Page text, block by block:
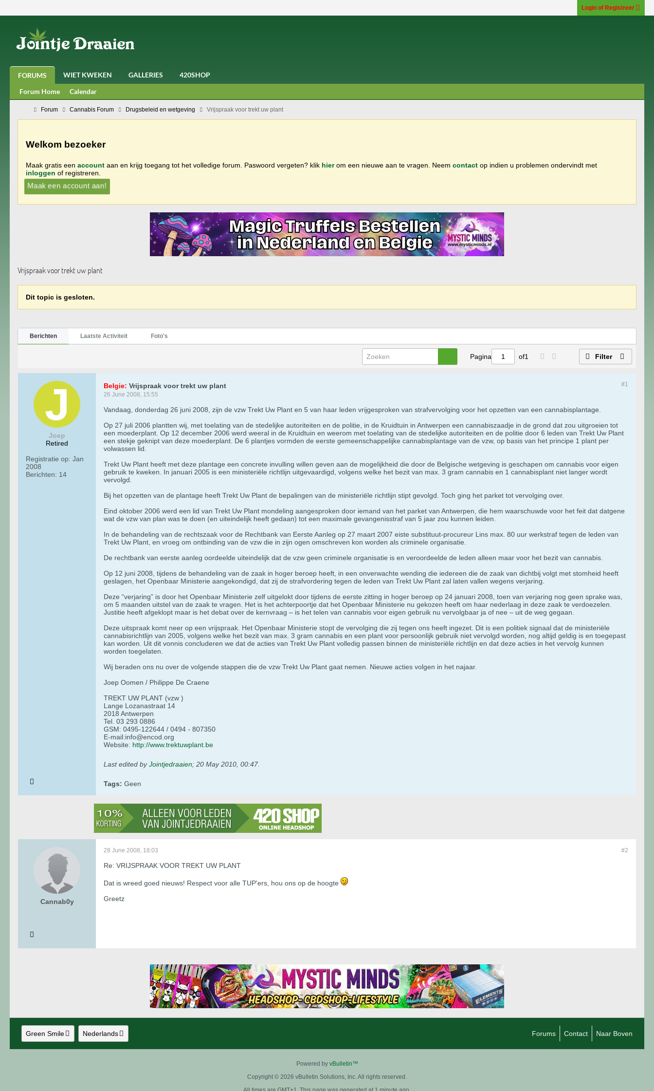
Login of Registreer
FORUMS WIET KWEKEN GALLERIES
420SHOP
Forum Home
Calendar
Forum Cannabis Forum Drugsbeleid en wetgeving Vrijspraak voor trekt uw plant
Welkom bezoeker
Maak gratis een account aan en krijg toegang tot het volledige forum. Paswoord vergeten? klik hierom een nieuwe aan te vragen. Neem contact op indien u problemen ondervindt met
inloggen of registreren.
Maak een account aan!
Vrijspraak voor trekt uw plant
Dit topic is gesloten.
Berichten Laatste Activiteit Foto's
Pagina of1 Filter
Joep
Retired
Registratie op: Jan
2008
Berichten: 14
#1
Belgie: Vrijspraak voor trekt uw plant
26 June 2008, 15:55
Vandaag, donderdag 26 juni 2008, zijn de vzw Trekt Uw Plant en 5 van haar leden vrijgesproken van strafvervolging voor het opzetten van een cannabisplantage.
Op 27 juli 2006 plantten wij, met toelating van de stedelijke autoriteiten en de politie, in de Kruidtuin in Antwerpen een cannabiszaadje in de grond dat zou uitgroeien tot
een moederplant. Op 12 december 2006 werd weeral in de Kruidtuin en weerom met toelating van de stedelijke autoriteiten en de politie door 6 leden van Trekt Uw Plant
een stekje geknipt van deze moederplant. De 6 plantjes vormden de eerste gemeenschappelijke cannabisplantage van de vzw, op basis van het principe 1 plant per
volwassen lid.
Trekt Uw Plant heeft met deze plantage een concrete invulling willen geven aan de mogelijkheid die door de Belgische wetgeving is geschapen om cannabis voor eigen
gebruik te kweken. In januari 2005 is een ministeriële richtlijn uitgevaardigd, volgens welke het bezit van max. 3 gram cannabis en 1 cannabisplant niet langer wordt
vervolgd.
Bij het opzetten van de plantage heeft Trekt Uw Plant de bepalingen van de ministeriële richtlijn stipt gevolgd. Toch ging het parket tot vervolging over.
Eind oktober 2006 werd een lid van Trekt Uw Plant mondeling aangesproken door iemand van het parket van Antwerpen, die hem waarschuwde voor het feit dat datgene
wat de vzw van plan was te doen (en uiteindelijk heeft gedaan) tot een maximale gevangenisstraf van 5 jaar zou kunnen leiden.
In de behandeling van de rechtszaak voor de Rechtbank van Eerste Aanleg op 27 maart 2007 eiste substituut-procureur Lins max. 80 uur werkstraf tegen de leden van
Trekt Uw Plant, en vroeg om ontbinding van de vzw die in zijn ogen omschreven kon worden als criminele organisatie.
De rechtbank van eerste aanleg oordeelde uiteindelijk dat de vzw geen criminele organisatie is en veroordeelde de leden alleen maar voor het bezit van cannabis.
Op 12 juni 2008, tijdens de behandeling van de zaak in hoger beroep heeft, in een onverwachte wending die iedereen die de zaak van dichtbij volgt met stomheid heeft
geslagen, het Openbaar Ministerie aangekondigd, dat zij de strafvordering tegen de leden van Trekt Uw Plant zal laten vallen wegens verjaring.
Deze “verjaring” is door het Openbaar Ministerie zelf uitgelokt door tijdens de eerste zitting in hoger beroep op 24 januari 2008, toen van verjaring nog geen sprake was,
om 5 maanden uitstel van de zaak te vragen. Het is het achterpoortje dat het Openbaar Ministerie nu gekozen heeft om haar nederlaag in deze zaak te verdoezelen.
Justitie heeft afgeklopt maar is het debat over de kernvraag – is het telen van cannabis voor eigen gebruik nu vervolgbaar ja of nee – uit de weg gegaan.
Deze uitspraak komt neer op een vrijspraak. Het Openbaar Ministerie stopt de vervolging die zij tegen ons heeft ingezet. Dit is een politiek signaal dat de ministeriële
cannabisrichtlijn van 2005, volgens welke het bezit van max. 3 gram cannabis en een plant voor persoonlijk gebruik niet vervolgd worden, nog altijd geldig is en toegepast
kan worden. Uit dit vonnis concluderen we dat de acties van Trekt Uw Plant volledig passen binnen de ministeriële richtlijn en dat deze acties in het vervolg kunnen
worden toegelaten.
Wij beraden ons nu over de volgende stappen die de vzw Trekt Uw Plant gaat nemen. Nieuwe acties volgen in het najaar.
Joep Oomen / Philippe De Craene
TREKT UW PLANT (vzw )
Lange Lozanastraat 14
2018 Antwerpen
Tel. 03 293 0886
GSM: 0495-122644 / 0494 - 807350
E-mail:info@encod.org
Website: http://www.trektuwplant.be
Last edited byJointjedraaien; 20 May 2010, 00:47
Tags: Geen
Cannab0y
#2
28 June 2008, 18:03
Re: VRIJSPRAAK VOOR TREKT UW PLANT
Dat is wreed goed nieuws! Respect voor alle TUP'ers, hou ons op de hoogte
Greetz
Green Smile Nederlands Forums Contact Naar Boven
Powered by vBulletin™
Copyright © 2026 vBulletin Solutions, Inc. All rights reserved.